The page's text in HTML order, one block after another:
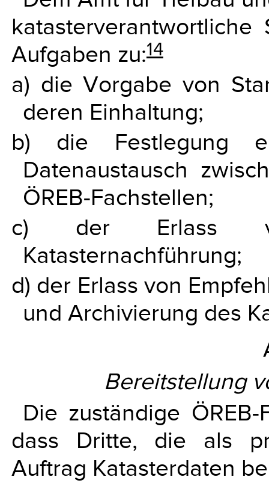
Aufgaben zu:14
a) die Vorgabe von
deren Einhaltung;
b) die Festlegung
Datenaustausch
ÖREB-Fachstellen;
c) der Erlass
Katasternachführung;
d) der Erlass von
und Archivierung des
Bereitstellung
Die zuständige
dass Dritte, die als
Auftrag Katasterdaten